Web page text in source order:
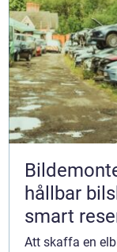
hållbar
smart
Att skaffa en